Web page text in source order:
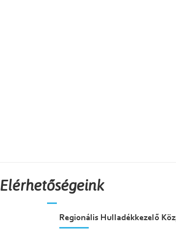
Elérhetőségeink
Regionális Hulladékkezelő